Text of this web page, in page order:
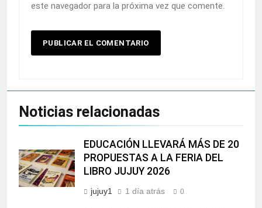
este navegador para la próxima vez que comente.
Noticias relacionadas
EDUCACIÓN LLEVARÁ MÁS DE 20
PROPUESTAS A LA FERIA DEL
LIBRO JUJUY 2026
jujuy1 1 día atrás 0